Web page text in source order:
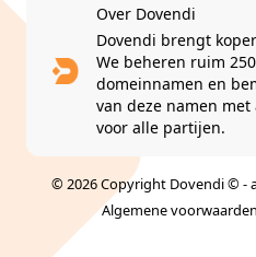
Over Dovendi
Dovendi brengt
We beheren ruim
domeinnamen en
van deze namen
voor alle partijen.
© 2026 Copyright Dovendi © -
Algemene voorwaarden